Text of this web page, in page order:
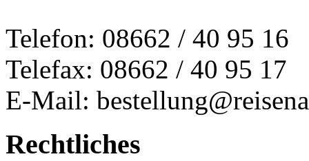
Telefon: 08662 / 40 95 16
Telefax: 08662 / 40 95 17
E-Mail:
Rechtliches